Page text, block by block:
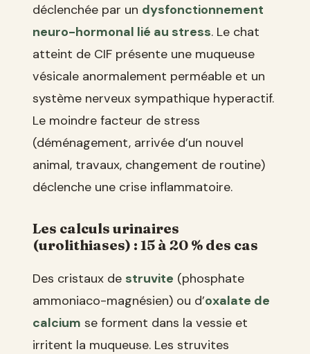
déclenchée par un dysfonctionnement
neuro-hormonal lié au stress. Le chat
atteint de CIF présente une muqueuse
vésicale anormalement perméable et un
système nerveux sympathique hyperactif.
Le moindre facteur de stress
(déménagement, arrivée d’un nouvel
animal, travaux, changement de routine)
déclenche une crise inflammatoire.
Les calculs urinaires
(urolithiases) : 15 à 20 % des cas
Des cristaux de struvite (phosphate
ammoniaco-magnésien) ou d’oxalate de
calcium se forment dans la vessie et
irritent la muqueuse. Les struvites